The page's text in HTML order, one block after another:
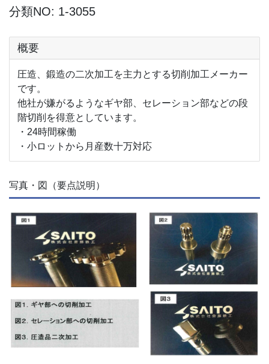
分類NO: 1-3055
概要
圧造、鍛造の二次加工を主力とする切削加工メーカー
です。
他社が嫌がるようなギヤ部、セレーション部などの段
階切削を得意としています。
・24時間稼働
・小ロットから月産数十万対応
写真・図（要点説明）